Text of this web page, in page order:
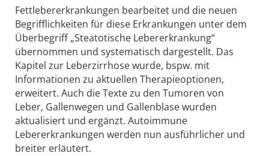
Fettlebererkrankungen bearbeitet und die neuen
Begrifflichkeiten für diese Erkrankungen unter dem
Überbegriff „Steatotische Lebererkrankung“
übernommen und systematisch dargestellt. Das
Kapitel zur Leberzirrhose wurde, bspw. mit
Informationen zu aktuellen Therapieoptionen,
erweitert. Auch die Texte zu den Tumoren von
Leber, Gallenwegen und Gallenblase wurden
aktualisiert und ergänzt. Autoimmune
Lebererkrankungen werden nun ausführlicher und
breiter erläutert.